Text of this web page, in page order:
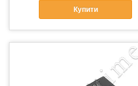
Купити